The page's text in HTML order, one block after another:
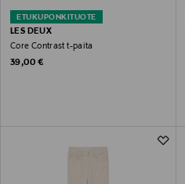
ETUKUPONKITUOTE
LES DEUX
Core Contrast t-paita
Original Price
39,00 €